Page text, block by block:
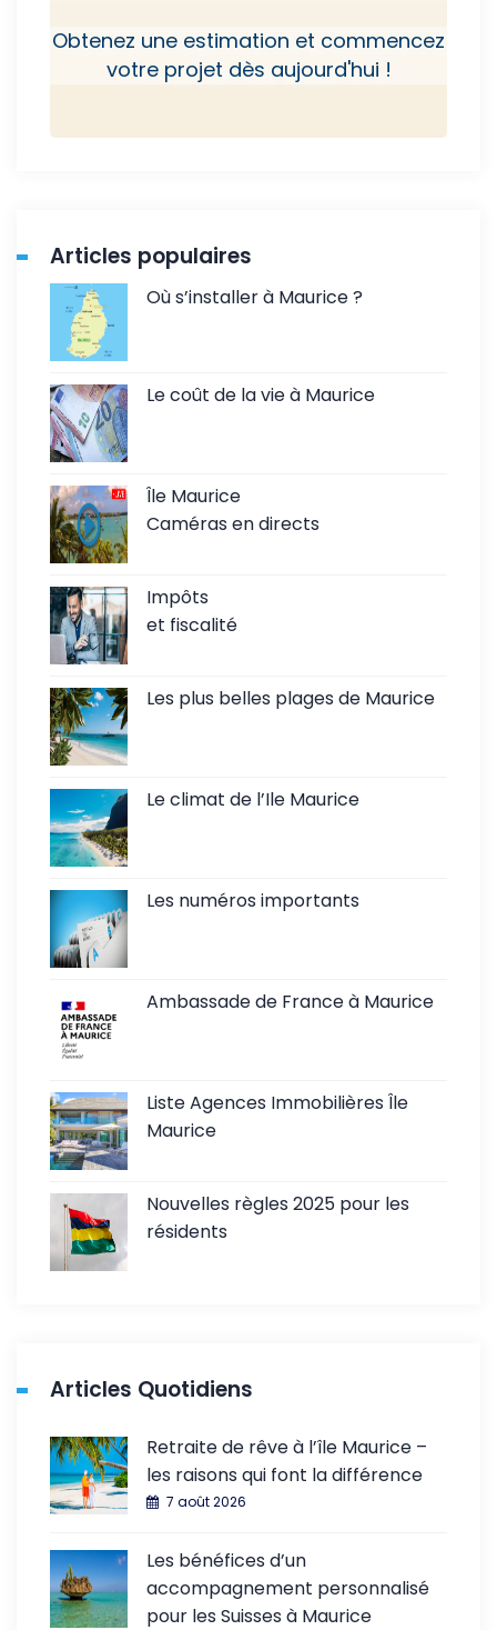
Obtenez une estimation et commencez
votre projet dès aujourd'hui !
Articles populaires
Où s’installer à Maurice ?
Le coût de la vie à Maurice
Île Maurice
Caméras en directs
Impôts
et fiscalité
Les plus belles plages de Maurice
Le climat de l’Ile Maurice
Les numéros importants
Ambassade de France à Maurice
Liste Agences Immobilières Île
Maurice
Nouvelles règles 2025 pour les
résidents
Articles Quotidiens
Retraite de rêve à l’île Maurice –
les raisons qui font la différence
7 août 2026
Les bénéfices d’un
accompagnement personnalisé
pour les Suisses à Maurice